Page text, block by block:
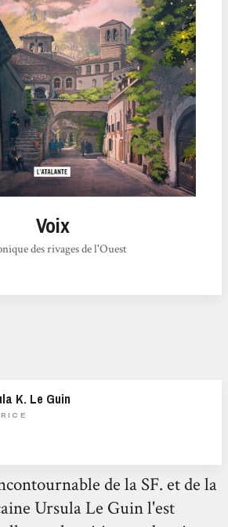
Voix
des rivages de l'Ouest
K. Le Guin
de la SF. et de la
Ursula Le Guin l'est